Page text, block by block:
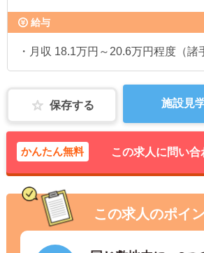
給与
・月収 18.1万円～20.6万円程度（諸
保存する 施設見
かんたん無料 この求人に問い合
この求人のポイ